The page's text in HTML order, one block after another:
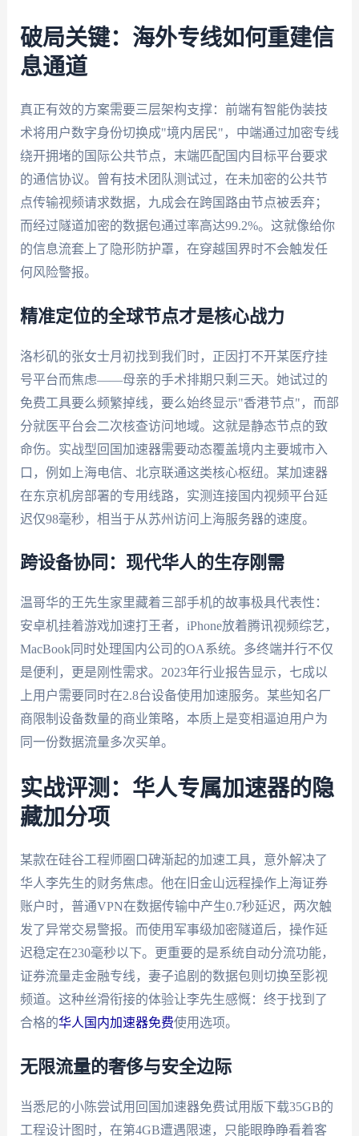
破局关键：海外专线如何重建信
息通道
真正有效的方案需要三层架构支撑：前端有智能伪装技
术将用户数字身份切换成"境内居民"，中端通过加密专线
绕开拥堵的国际公共节点，末端匹配国内目标平台要求
的通信协议。曾有技术团队测试过，在未加密的公共节
点传输视频请求数据，九成会在跨国路由节点被丢弃；
而经过隧道加密的数据包通过率高达99.2%。这就像给你
的信息流套上了隐形防护罩，在穿越国界时不会触发任
何风险警报。
精准定位的全球节点才是核心战力
洛杉矶的张女士月初找到我们时，正因打不开某医疗挂
号平台而焦虑——母亲的手术排期只剩三天。她试过的
免费工具要么频繁掉线，要么始终显示"香港节点"，而部
分就医平台会二次核查访问地域。这就是静态节点的致
命伤。实战型回国加速器需要动态覆盖境内主要城市入
口，例如上海电信、北京联通这类核心枢纽。某加速器
在东京机房部署的专用线路，实测连接国内视频平台延
迟仅98毫秒，相当于从苏州访问上海服务器的速度。
跨设备协同：现代华人的生存刚需
温哥华的王先生家里藏着三部手机的故事极具代表性：
安卓机挂着游戏加速打王者，iPhone放着腾讯视频综艺，
MacBook同时处理国内公司的OA系统。多终端并行不仅
是便利，更是刚性需求。2023年行业报告显示，七成以
上用户需要同时在2.8台设备使用加速服务。某些知名厂
商限制设备数量的商业策略，本质上是变相逼迫用户为
同一份数据流量多次买单。
实战评测：华人专属加速器的隐
藏加分项
某款在硅谷工程师圈口碑渐起的加速工具，意外解决了
华人李先生的财务焦虑。他在旧金山远程操作上海证券
账户时，普通VPN在数据传输中产生0.7秒延迟，两次触
发了异常交易警报。而使用军事级加密隧道后，操作延
迟稳定在230毫秒以下。更重要的是系统自动分流功能，
证券流量走金融专线，妻子追剧的数据包则切换至影视
频道。这种丝滑衔接的体验让李先生感慨：终于找到了
合格的华人国内加速器免费使用选项。
无限流量的奢侈与安全边际
当悉尼的小陈尝试用回国加速器免费试用版下载35GB的
工程设计图时，在第4GB遭遇限速，只能眼睁睁看着客